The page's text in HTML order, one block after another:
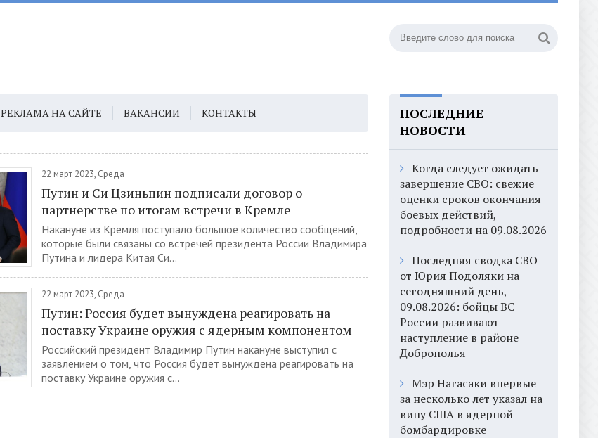
РЕКЛАМА НА САЙТЕ ВАКАНСИИ КОНТАКТЫ
22 март 2023, Среда
Путин и Си Цзиньпин подписали договор о
партнерстве по итогам встречи в Кремле
Накануне из Кремля поступало большое количество сообщений,
которые были связаны со встречей президента России Владимира
Путина и лидера Китая Си...
22 март 2023, Среда
Путин: Россия будет вынуждена реагировать на
поставку Украине оружия с ядерным компонентом
Российский президент Владимир Путин накануне выступил с
заявлением о том, что Россия будет вынуждена реагировать на
поставку Украине оружия с...
ПОСЛЕДНИЕ
НОВОСТИ
Когда следует ожидать
завершение СВО: свежие
оценки сроков окончания
боевых действий,
подробности на 09.08.2026
Последняя сводка СВО
от Юрия Подоляки на
сегодняшний день,
09.08.2026: бойцы ВС
России развивают
наступление в районе
Доброполья
Мэр Нагасаки впервые
за несколько лет указал на
вину США в ядерной
бомбардировке